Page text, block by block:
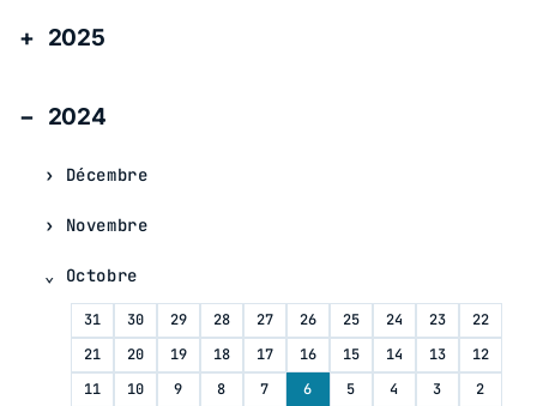
2025
2024
Décembre
Novembre
Octobre
31 30 29 28 27 26 25 24 23
22
21
20 19 18 17 16 15 14 13
12
11
10 9 8 7 6 5 4 3
2